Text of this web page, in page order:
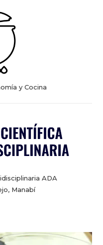
y Cocina
ADA
Manabí